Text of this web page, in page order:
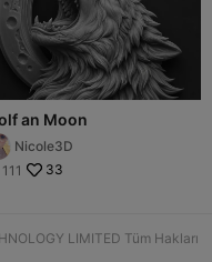
an Moon
Nicole3D
111 33
LIMITED Tüm Hakları